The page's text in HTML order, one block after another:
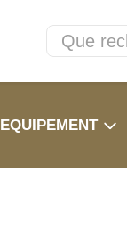
EQUIPEMENT